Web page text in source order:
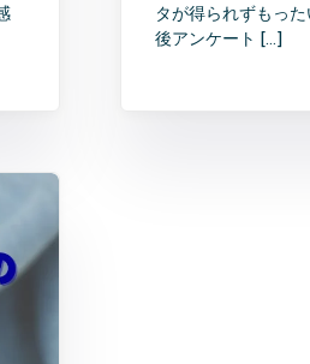
タが得られずもっ
後アンケート […]